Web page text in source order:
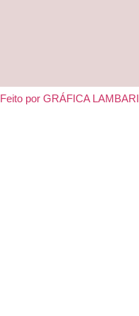
Feito por GRÁFICA LAMBARI